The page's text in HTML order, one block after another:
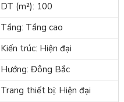
DT (m²): 100
Tầng: Tầng cao
Kiến trúc: Hiện đại
Hướng: Đông Bắc
Trang thiết bị: Hiện đại